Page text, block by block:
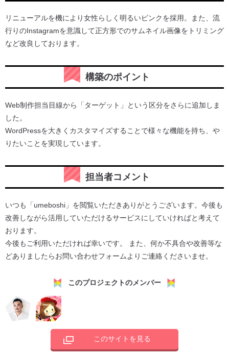
リニューアルを機により女性らしく明るいピンクを採用。また、流
行りのInstagramを意識して正方形でのサムネイル画像をトリミング
など改良しております。
構築のポイント
Web制作担当目線から「ターゲット」という区分をさらに追加しま
した。
WordPressを大きくカスタマイズすることで様々な機能を持ち、や
りたいことを実現しています。
担当者コメント
いつも「umeboshi」を閲覧いただきありがとうございます。今後も
改善しながら活用していただけるサービスにしていければと考えて
おります。
今後もご利用いただければ幸いです。 また、何か不具合や改善等な
どありましたらお問い合わせフォームよりご連絡くださいませ。
このプロジェクトのメンバー
このサイトを見る